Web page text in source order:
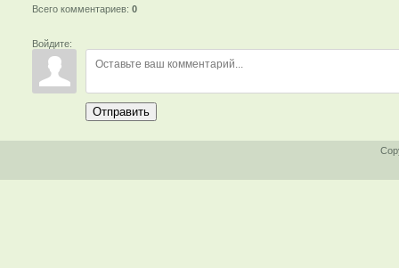
Всего комментариев:0
Войдите:
Отправить